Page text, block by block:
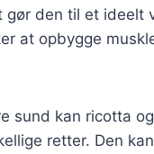
gør den til et ideelt
at opbygge
sund kan ricotta
retter. Den